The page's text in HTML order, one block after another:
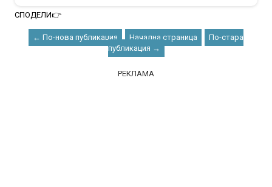
СПОДЕЛИ👉
← По-нова публикация Начална страница
По-стара
публикация →
РЕКЛАМА